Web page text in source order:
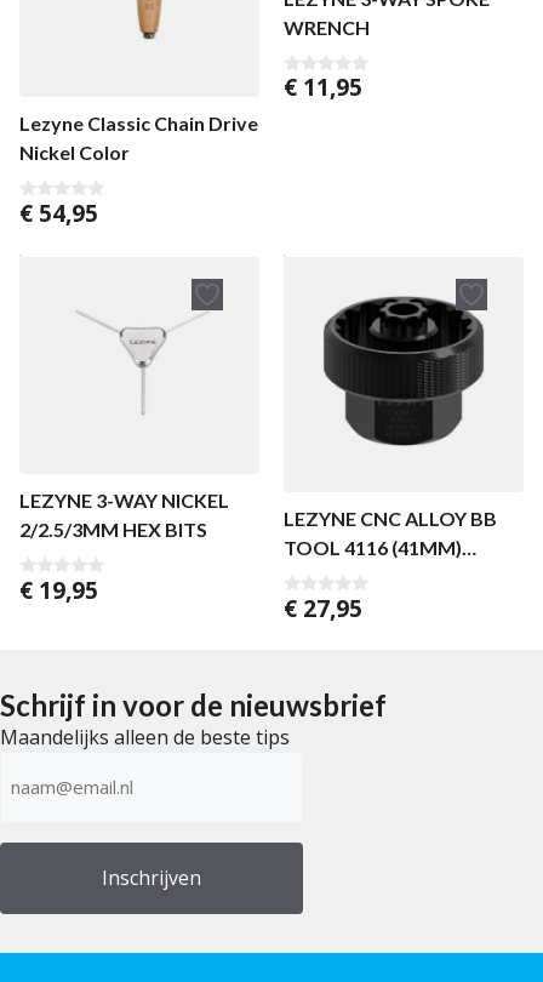
Lezyne Classic Chain Drive
Nickel Color
0
v
n
€ 54,95
WRENCH
0
€ 11,95
LEZYNE 3-WAY NICKEL
2/2.5/3MM HEX BITS
0
v
€ 19,95
LEZYNE CNC ALLOY BB
TOOL 4116 (41MM)
ULTEGRA/XT
0
v
€ 27,95
Schrijf in voor de nieuwsbrief
Maandelijks alleen de beste tips
mailadres